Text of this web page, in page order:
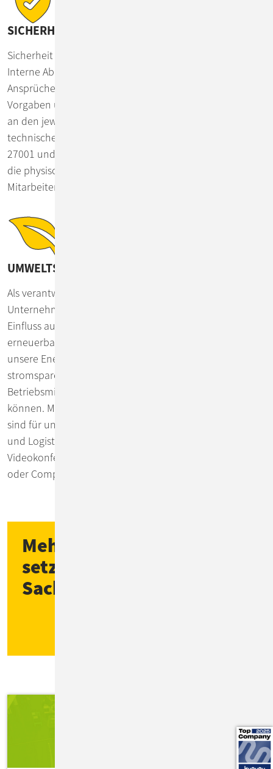
SICHERHEIT
Sicherheit hat bei ConSol einen sehr hohen Stellenwert.
Interne Abläufe und Infrastruktur genügen höchsten
Ansprüchen. Wir setzen nicht nur die gesetzlichen
Vorgaben um, sondern orientieren uns darüber hinaus
an den jeweiligen Best Practices auf Basis der aktuellen
technischen Möglichkeiten. Wir sind nach ISO 9001,
27001 und ISAE3402 zertifiziert. Zur Sicherheit zählt auch
die physische und psychische Gesundheit unserer
Mitarbeiter*innen.
UMWELTSCHUTZ, ENERGIE, RESSOURCEN
Als verantwortungsvolles mittelständisches
Unternehmen achten wir darauf, keinen negativen
Einfluss auf unsere Umwelt zu haben. Wir verwenden
erneuerbare Energien zur Stromversorgung, minimieren
unsere Energienutzung durch konsequenten Einsatz von
stromsparenden Komponenten und wählen unsere
Betriebsmittel so aus, dass sie lange genutzt werden
können. Mülltrennung und Recycling auf allen Ebenen
sind für uns selbstverständlich. Wir gestalten Mobilität
und Logistik umweltfreundlich, u.a. durch Telefon- und
Videokonferenzen, ÖPNV-Tickets für Mitarbeiter*innen
oder Company Bikes.
Mehr als
setzen auf ConSol in
Sachen IT & Software